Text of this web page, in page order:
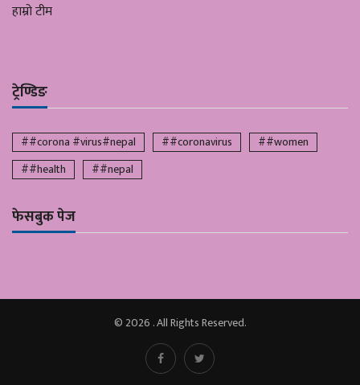
हाम्रो टीम
ट्रेण्डिङ
##corona #virus#nepal ##coronavirus
##women
##health
##nepal
फेसबुक पेज
© 2026 . All Rights Reserved.